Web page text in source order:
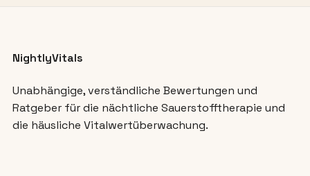
NightlyVitals
Unabhängige, verständliche Bewertungen und
Ratgeber für die nächtliche Sauerstofftherapie und
die häusliche Vitalwertüberwachung.